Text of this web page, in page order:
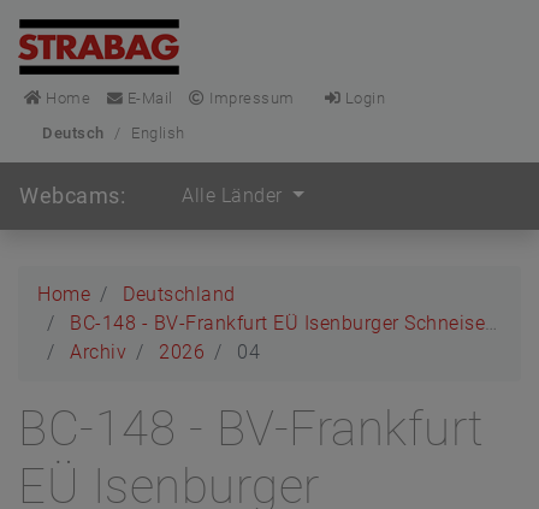
Home E-Mail Impressum
Login
Deutsch
/ English
Webcams: Alle Länder
Home
Deutschland
BC-148 - BV-Frankfurt EÜ Isenburger Schneise (Cam 1)
Archiv
2026 04
BC-148 - BV-Frankfurt
EÜ Isenburger